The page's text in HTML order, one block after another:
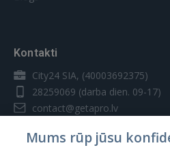
Kontakti
City24 SIA, (40003692375)
28259069 (darba dien. 09-17)
contact@getapro.lv
Mums rūp jūsu